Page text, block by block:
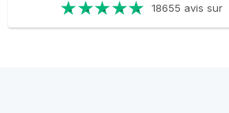
18655 avis sur